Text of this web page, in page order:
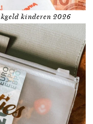
kinderen 2026